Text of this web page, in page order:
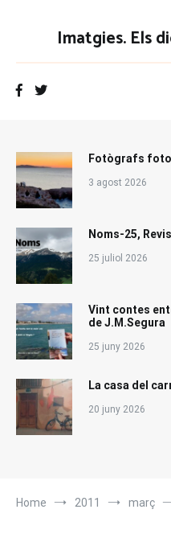
Imatgies. Els
Fotògrafs
3 agost 2026
Noms-25,
25 juliol 2026
Vint contes
de J.M.Segura
25 juny 2026
La casa del
20 juny 2026
Home 2011 març